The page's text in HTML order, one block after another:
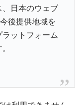
日本のウェブ
後提供地域を
ットフォーム